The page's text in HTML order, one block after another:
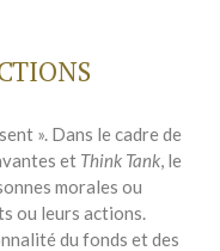
». Dans le cadre de
et Think Tank, le
morales ou
ou leurs actions.
du fonds et des